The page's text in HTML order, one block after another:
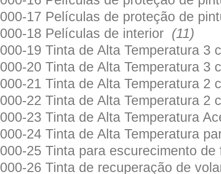
000-17 Películas de proteção de
000-18 Películas de interior (11)
000-19 Tinta de Alta Temperatura
000-20 Tinta de Alta Temperatura
000-21 Tinta de Alta Temperatura
000-22 Tinta de Alta Temperatura
000-23 Tinta de Alta Temperatura
000-24 Tinta de Alta Temperatura
000-25 Tinta para escurecimento
000-26 Tinta de recuperação de